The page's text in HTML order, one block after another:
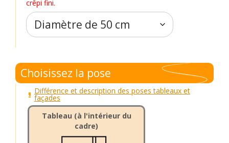
crêpi fini.
Choisissez la pose
Différence et description des poses tableaux et
façades
Tableau (à l'intérieur du
cadre)